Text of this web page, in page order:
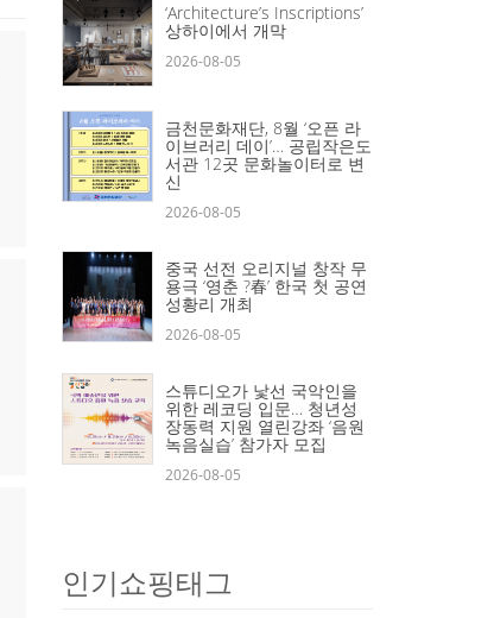
‘Architecture’s Inscriptions’
상하이에서 개막
2026-08-05
금천문화재단, 8월 ‘오픈 라
이브러리 데이’… 공립작은도
서관 12곳 문화놀이터로 변
신
2026-08-05
중국 선전 오리지널 창작 무
용극 ‘영춘 ?春’ 한국 첫 공연
성황리 개최
2026-08-05
스튜디오가 낯선 국악인을
위한 레코딩 입문… 청년성
장동력 지원 열린강좌 ‘음원
녹음실습’ 참가자 모집
2026-08-05
인기쇼핑태그